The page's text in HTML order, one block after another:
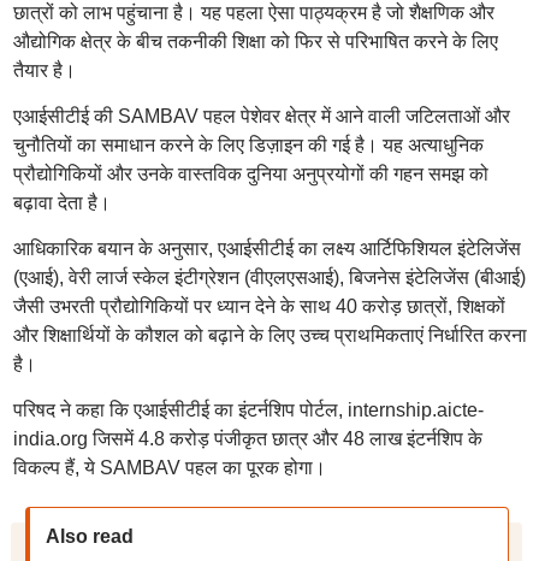
छात्रों को लाभ पहुंचाना है। यह पहला ऐसा पाठ्यक्रम है जो शैक्षणिक और
औद्योगिक क्षेत्र के बीच तकनीकी शिक्षा को फिर से परिभाषित करने के लिए
तैयार है।
एआईसीटीई की SAMBAV पहल पेशेवर क्षेत्र में आने वाली जटिलताओं और
चुनौतियों का समाधान करने के लिए डिज़ाइन की गई है। यह अत्याधुनिक
प्रौद्योगिकियों और उनके वास्तविक दुनिया अनुप्रयोगों की गहन समझ को
बढ़ावा देता है।
आधिकारिक बयान के अनुसार, एआईसीटीई का लक्ष्य आर्टिफिशियल इंटेलिजेंस
(एआई), वेरी लार्ज स्केल इंटीग्रेशन (वीएलएसआई), बिजनेस इंटेलिजेंस (बीआई)
जैसी उभरती प्रौद्योगिकियों पर ध्यान देने के साथ 40 करोड़ छात्रों, शिक्षकों
और शिक्षार्थियों के कौशल को बढ़ाने के लिए उच्च प्राथमिकताएं निर्धारित करना
है।
परिषद ने कहा कि एआईसीटीई का इंटर्नशिप पोर्टल, internship.aicte-
india.org जिसमें 4.8 करोड़ पंजीकृत छात्र और 48 लाख इंटर्नशिप के
विकल्प हैं, ये SAMBAV पहल का पूरक होगा।
Also read